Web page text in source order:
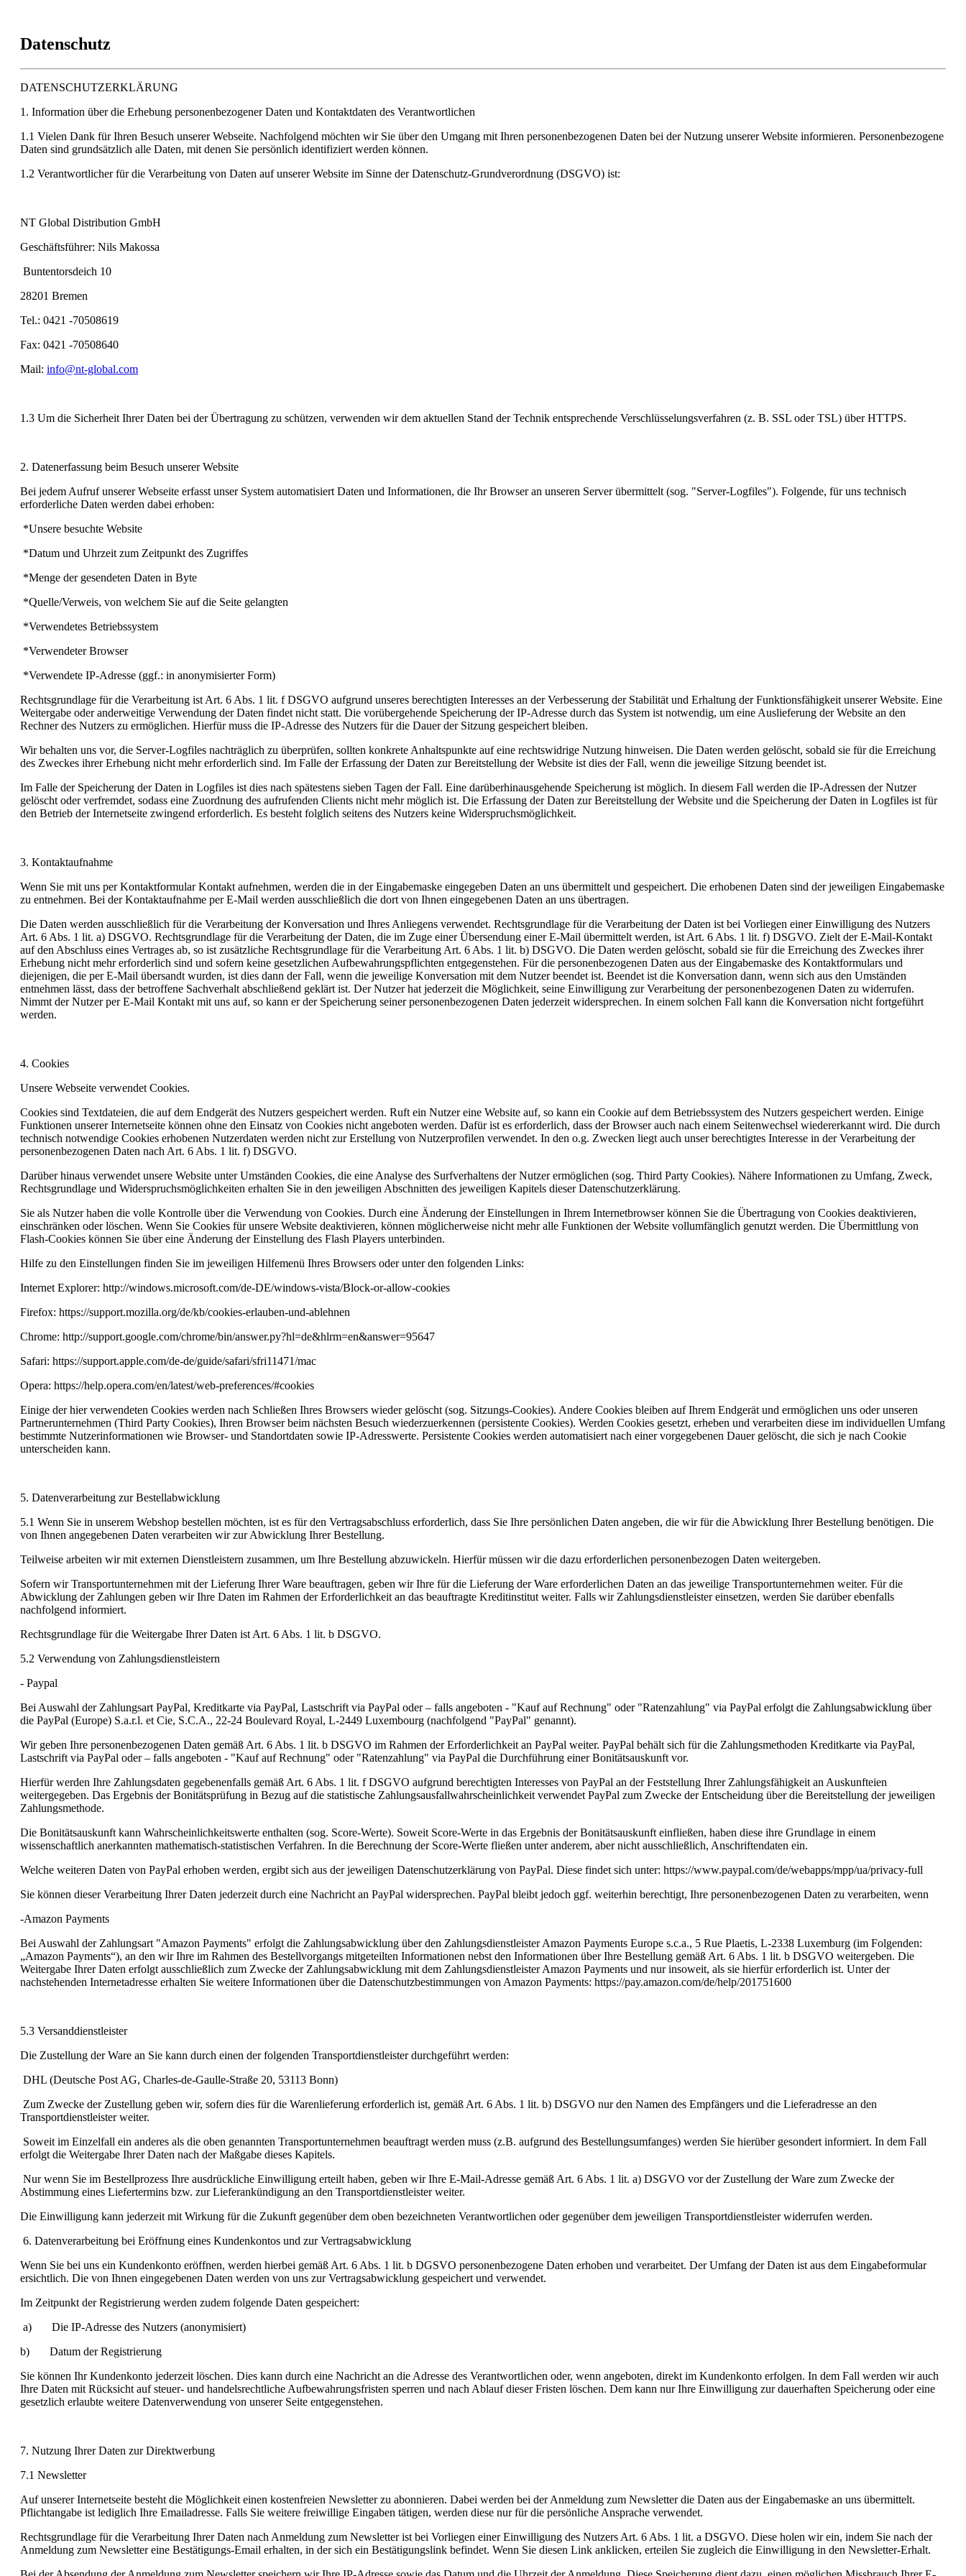
Datenschutz
DATENSCHUTZERKLÄRUNG
1. Information über die Erhebung personenbezogener Daten und Kontaktdaten des Verantwortlichen
1.1 Vielen Dank für Ihren Besuch unserer Webseite. Nachfolgend möchten wir Sie über den Umgang mit Ihren personenbezogenen Daten bei der Nutzung unserer Website informieren. Personenbezogene
Daten sind grundsätzlich alle Daten, mit denen Sie persönlich identifiziert werden können.
1.2 Verantwortlicher für die Verarbeitung von Daten auf unserer Website im Sinne der Datenschutz-Grundverordnung (DSGVO) ist:
NT Global Distribution GmbH
Geschäftsführer: Nils Makossa
Buntentorsdeich 10
28201 Bremen
Tel.: 0421 -70508619
Fax: 0421 -70508640
Mail: info@nt-global.com
1.3 Um die Sicherheit Ihrer Daten bei der Übertragung zu schützen, verwenden wir dem aktuellen Stand der Technik entsprechende Verschlüsselungsverfahren (z. B. SSL oder TSL) über HTTPS.
2. Datenerfassung beim Besuch unserer Website
Bei jedem Aufruf unserer Webseite erfasst unser System automatisiert Daten und Informationen, die Ihr Browser an unseren Server übermittelt (sog. "Server-Logfiles"). Folgende, für uns technisch
erforderliche Daten werden dabei erhoben:
*Unsere besuchte Website
*Datum und Uhrzeit zum Zeitpunkt des Zugriffes
*Menge der gesendeten Daten in Byte
*Quelle/Verweis, von welchem Sie auf die Seite gelangten
*Verwendetes Betriebssystem
*Verwendeter Browser
*Verwendete IP-Adresse (ggf.: in anonymisierter Form)
Rechtsgrundlage für die Verarbeitung ist Art. 6 Abs. 1 lit. f DSGVO aufgrund unseres berechtigten Interesses an der Verbesserung der Stabilität und Erhaltung der Funktionsfähigkeit unserer Website. Eine
Weitergabe oder anderweitige Verwendung der Daten findet nicht statt. Die vorübergehende Speicherung der IP-Adresse durch das System ist notwendig, um eine Auslieferung der Website an den
Rechner des Nutzers zu ermöglichen. Hierfür muss die IP-Adresse des Nutzers für die Dauer der Sitzung gespeichert bleiben.
Wir behalten uns vor, die Server-Logfiles nachträglich zu überprüfen, sollten konkrete Anhaltspunkte auf eine rechtswidrige Nutzung hinweisen. Die Daten werden gelöscht, sobald sie für die Erreichung
des Zweckes ihrer Erhebung nicht mehr erforderlich sind. Im Falle der Erfassung der Daten zur Bereitstellung der Website ist dies der Fall, wenn die jeweilige Sitzung beendet ist.
Im Falle der Speicherung der Daten in Logfiles ist dies nach spätestens sieben Tagen der Fall. Eine darüberhinausgehende Speicherung ist möglich. In diesem Fall werden die IP-Adressen der Nutzer
gelöscht oder verfremdet, sodass eine Zuordnung des aufrufenden Clients nicht mehr möglich ist. Die Erfassung der Daten zur Bereitstellung der Website und die Speicherung der Daten in Logfiles ist für
den Betrieb der Internetseite zwingend erforderlich. Es besteht folglich seitens des Nutzers keine Widerspruchsmöglichkeit.
3. Kontaktaufnahme
Wenn Sie mit uns per Kontaktformular Kontakt aufnehmen, werden die in der Eingabemaske eingegeben Daten an uns übermittelt und gespeichert. Die erhobenen Daten sind der jeweiligen Eingabemaske
zu entnehmen. Bei der Kontaktaufnahme per E-Mail werden ausschließlich die dort von Ihnen eingegebenen Daten an uns übertragen.
Die Daten werden ausschließlich für die Verarbeitung der Konversation und Ihres Anliegens verwendet. Rechtsgrundlage für die Verarbeitung der Daten ist bei Vorliegen einer Einwilligung des Nutzers
Art. 6 Abs. 1 lit. a) DSGVO. Rechtsgrundlage für die Verarbeitung der Daten, die im Zuge einer Übersendung einer E-Mail übermittelt werden, ist Art. 6 Abs. 1 lit. f) DSGVO. Zielt der E-Mail-Kontakt
auf den Abschluss eines Vertrages ab, so ist zusätzliche Rechtsgrundlage für die Verarbeitung Art. 6 Abs. 1 lit. b) DSGVO. Die Daten werden gelöscht, sobald sie für die Erreichung des Zweckes ihrer
Erhebung nicht mehr erforderlich sind und sofern keine gesetzlichen Aufbewahrungspflichten entgegenstehen. Für die personenbezogenen Daten aus der Eingabemaske des Kontaktformulars und
diejenigen, die per E-Mail übersandt wurden, ist dies dann der Fall, wenn die jeweilige Konversation mit dem Nutzer beendet ist. Beendet ist die Konversation dann, wenn sich aus den Umständen
entnehmen lässt, dass der betroffene Sachverhalt abschließend geklärt ist. Der Nutzer hat jederzeit die Möglichkeit, seine Einwilligung zur Verarbeitung der personenbezogenen Daten zu widerrufen.
Nimmt der Nutzer per E-Mail Kontakt mit uns auf, so kann er der Speicherung seiner personenbezogenen Daten jederzeit widersprechen. In einem solchen Fall kann die Konversation nicht fortgeführt
werden.
4. Cookies
Unsere Webseite verwendet Cookies.
Cookies sind Textdateien, die auf dem Endgerät des Nutzers gespeichert werden. Ruft ein Nutzer eine Website auf, so kann ein Cookie auf dem Betriebssystem des Nutzers gespeichert werden. Einige
Funktionen unserer Internetseite können ohne den Einsatz von Cookies nicht angeboten werden. Dafür ist es erforderlich, dass der Browser auch nach einem Seitenwechsel wiedererkannt wird. Die durch
technisch notwendige Cookies erhobenen Nutzerdaten werden nicht zur Erstellung von Nutzerprofilen verwendet. In den o.g. Zwecken liegt auch unser berechtigtes Interesse in der Verarbeitung der
personenbezogenen Daten nach Art. 6 Abs. 1 lit. f) DSGVO.
Darüber hinaus verwendet unsere Website unter Umständen Cookies, die eine Analyse des Surfverhaltens der Nutzer ermöglichen (sog. Third Party Cookies). Nähere Informationen zu Umfang, Zweck,
Rechtsgrundlage und Widerspruchsmöglichkeiten erhalten Sie in den jeweiligen Abschnitten des jeweiligen Kapitels dieser Datenschutzerklärung.
Sie als Nutzer haben die volle Kontrolle über die Verwendung von Cookies. Durch eine Änderung der Einstellungen in Ihrem Internetbrowser können Sie die Übertragung von Cookies deaktivieren,
einschränken oder löschen. Wenn Sie Cookies für unsere Website deaktivieren, können möglicherweise nicht mehr alle Funktionen der Website vollumfänglich genutzt werden. Die Übermittlung von
Flash-Cookies können Sie über eine Änderung der Einstellung des Flash Players unterbinden.
Hilfe zu den Einstellungen finden Sie im jeweiligen Hilfemenü Ihres Browsers oder unter den folgenden Links:
Internet Explorer: http://windows.microsoft.com/de-DE/windows-vista/Block-or-allow-cookies
Firefox: https://support.mozilla.org/de/kb/cookies-erlauben-und-ablehnen
Chrome: http://support.google.com/chrome/bin/answer.py?hl=de&hlrm=en&answer=95647
Safari: https://support.apple.com/de-de/guide/safari/sfri11471/mac
Opera: https://help.opera.com/en/latest/web-preferences/#cookies
Einige der hier verwendeten Cookies werden nach Schließen Ihres Browsers wieder gelöscht (sog. Sitzungs-Cookies). Andere Cookies bleiben auf Ihrem Endgerät und ermöglichen uns oder unseren
Partnerunternehmen (Third Party Cookies), Ihren Browser beim nächsten Besuch wiederzuerkennen (persistente Cookies). Werden Cookies gesetzt, erheben und verarbeiten diese im individuellen Umfang
bestimmte Nutzerinformationen wie Browser- und Standortdaten sowie IP-Adresswerte. Persistente Cookies werden automatisiert nach einer vorgegebenen Dauer gelöscht, die sich je nach Cookie
unterscheiden kann.
5. Datenverarbeitung zur Bestellabwicklung
5.1 Wenn Sie in unserem Webshop bestellen möchten, ist es für den Vertragsabschluss erforderlich, dass Sie Ihre persönlichen Daten angeben, die wir für die Abwicklung Ihrer Bestellung benötigen. Die
von Ihnen angegebenen Daten verarbeiten wir zur Abwicklung Ihrer Bestellung.
Teilweise arbeiten wir mit externen Dienstleistern zusammen, um Ihre Bestellung abzuwickeln. Hierfür müssen wir die dazu erforderlichen personenbezogen Daten weitergeben.
Sofern wir Transportunternehmen mit der Lieferung Ihrer Ware beauftragen, geben wir Ihre für die Lieferung der Ware erforderlichen Daten an das jeweilige Transportunternehmen weiter. Für die
Abwicklung der Zahlungen geben wir Ihre Daten im Rahmen der Erforderlichkeit an das beauftragte Kreditinstitut weiter. Falls wir Zahlungsdienstleister einsetzen, werden Sie darüber ebenfalls
nachfolgend informiert.
Rechtsgrundlage für die Weitergabe Ihrer Daten ist Art. 6 Abs. 1 lit. b DSGVO.
5.2 Verwendung von Zahlungsdienstleistern
- Paypal
Bei Auswahl der Zahlungsart PayPal, Kreditkarte via PayPal, Lastschrift via PayPal oder – falls angeboten - "Kauf auf Rechnung" oder "Ratenzahlung" via PayPal erfolgt die Zahlungsabwicklung über
die PayPal (Europe) S.a.r.l. et Cie, S.C.A., 22-24 Boulevard Royal, L-2449 Luxembourg (nachfolgend "PayPal" genannt).
Wir geben Ihre personenbezogenen Daten gemäß Art. 6 Abs. 1 lit. b DSGVO im Rahmen der Erforderlichkeit an PayPal weiter. PayPal behält sich für die Zahlungsmethoden Kreditkarte via PayPal,
Lastschrift via PayPal oder – falls angeboten - "Kauf auf Rechnung" oder "Ratenzahlung" via PayPal die Durchführung einer Bonitätsauskunft vor.
Hierfür werden Ihre Zahlungsdaten gegebenenfalls gemäß Art. 6 Abs. 1 lit. f DSGVO aufgrund berechtigten Interesses von PayPal an der Feststellung Ihrer Zahlungsfähigkeit an Auskunfteien
weitergegeben. Das Ergebnis der Bonitätsprüfung in Bezug auf die statistische Zahlungsausfallwahrscheinlichkeit verwendet PayPal zum Zwecke der Entscheidung über die Bereitstellung der jeweiligen
Zahlungsmethode.
Die Bonitätsauskunft kann Wahrscheinlichkeitswerte enthalten (sog. Score-Werte). Soweit Score-Werte in das Ergebnis der Bonitätsauskunft einfließen, haben diese ihre Grundlage in einem
wissenschaftlich anerkannten mathematisch-statistischen Verfahren. In die Berechnung der Score-Werte fließen unter anderem, aber nicht ausschließlich, Anschriftendaten ein.
Welche weiteren Daten von PayPal erhoben werden, ergibt sich aus der jeweiligen Datenschutzerklärung von PayPal. Diese findet sich unter: https://www.paypal.com/de/webapps/mpp/ua/privacy-full
Sie können dieser Verarbeitung Ihrer Daten jederzeit durch eine Nachricht an PayPal widersprechen. PayPal bleibt jedoch ggf. weiterhin berechtigt, Ihre personenbezogenen Daten zu verarbeiten, wenn
-Amazon Payments
Bei Auswahl der Zahlungsart "Amazon Payments" erfolgt die Zahlungsabwicklung über den Zahlungsdienstleister Amazon Payments Europe s.c.a., 5 Rue Plaetis, L-2338 Luxemburg (im Folgenden:
„Amazon Payments“), an den wir Ihre im Rahmen des Bestellvorgangs mitgeteilten Informationen nebst den Informationen über Ihre Bestellung gemäß Art. 6 Abs. 1 lit. b DSGVO weitergeben. Die
Weitergabe Ihrer Daten erfolgt ausschließlich zum Zwecke der Zahlungsabwicklung mit dem Zahlungsdienstleister Amazon Payments und nur insoweit, als sie hierfür erforderlich ist. Unter der
nachstehenden Internetadresse erhalten Sie weitere Informationen über die Datenschutzbestimmungen von Amazon Payments: https://pay.amazon.com/de/help/201751600
5.3 Versanddienstleister
Die Zustellung der Ware an Sie kann durch einen der folgenden Transportdienstleister durchgeführt werden:
DHL (Deutsche Post AG, Charles-de-Gaulle-Straße 20, 53113 Bonn)
Zum Zwecke der Zustellung geben wir, sofern dies für die Warenlieferung erforderlich ist, gemäß Art. 6 Abs. 1 lit. b) DSGVO nur den Namen des Empfängers und die Lieferadresse an den
Transportdienstleister weiter.
Soweit im Einzelfall ein anderes als die oben genannten Transportunternehmen beauftragt werden muss (z.B. aufgrund des Bestellungsumfanges) werden Sie hierüber gesondert informiert. In dem Fall
erfolgt die Weitergabe Ihrer Daten nach der Maßgabe dieses Kapitels.
Nur wenn Sie im Bestellprozess Ihre ausdrückliche Einwilligung erteilt haben, geben wir Ihre E-Mail-Adresse gemäß Art. 6 Abs. 1 lit. a) DSGVO vor der Zustellung der Ware zum Zwecke der
Abstimmung eines Liefertermins bzw. zur Lieferankündigung an den Transportdienstleister weiter.
Die Einwilligung kann jederzeit mit Wirkung für die Zukunft gegenüber dem oben bezeichneten Verantwortlichen oder gegenüber dem jeweiligen Transportdienstleister widerrufen werden.
6. Datenverarbeitung bei Eröffnung eines Kundenkontos und zur Vertragsabwicklung
Wenn Sie bei uns ein Kundenkonto eröffnen, werden hierbei gemäß Art. 6 Abs. 1 lit. b DGSVO personenbezogene Daten erhoben und verarbeitet. Der Umfang der Daten ist aus dem Eingabeformular
ersichtlich. Die von Ihnen eingegebenen Daten werden von uns zur Vertragsabwicklung gespeichert und verwendet.
Im Zeitpunkt der Registrierung werden zudem folgende Daten gespeichert:
a) Die IP-Adresse des Nutzers (anonymisiert)
b) Datum der Registrierung
Sie können Ihr Kundenkonto jederzeit löschen. Dies kann durch eine Nachricht an die Adresse des Verantwortlichen oder, wenn angeboten, direkt im Kundenkonto erfolgen. In dem Fall werden wir auch
Ihre Daten mit Rücksicht auf steuer- und handelsrechtliche Aufbewahrungsfristen sperren und nach Ablauf dieser Fristen löschen. Dem kann nur Ihre Einwilligung zur dauerhaften Speicherung oder eine
gesetzlich erlaubte weitere Datenverwendung von unserer Seite entgegenstehen.
7. Nutzung Ihrer Daten zur Direktwerbung
7.1 Newsletter
Auf unserer Internetseite besteht die Möglichkeit einen kostenfreien Newsletter zu abonnieren. Dabei werden bei der Anmeldung zum Newsletter die Daten aus der Eingabemaske an uns übermittelt.
Pflichtangabe ist lediglich Ihre Emailadresse. Falls Sie weitere freiwillige Eingaben tätigen, werden diese nur für die persönliche Ansprache verwendet.
Rechtsgrundlage für die Verarbeitung Ihrer Daten nach Anmeldung zum Newsletter ist bei Vorliegen einer Einwilligung des Nutzers Art. 6 Abs. 1 lit. a DSGVO. Diese holen wir ein, indem Sie nach der
Anmeldung zum Newsletter eine Bestätigungs-Email erhalten, in der sich ein Bestätigungslink befindet. Wenn Sie diesen Link anklicken, erteilen Sie zugleich die Einwilligung in den Newsletter-Erhalt.